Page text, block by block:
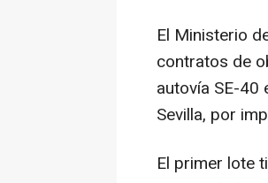
El Ministerio
contratos de
autovía SE-40
Sevilla, por
El primer lote